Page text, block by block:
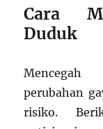
Cara
Duduk
perubahan
risiko.